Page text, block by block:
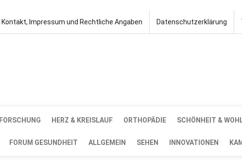
Kontakt, Impressum und Rechtliche Angaben Datenschutzerklärung
FORSCHUNG HERZ & KREISLAUF ORTHOPÄDIE SCHÖNHEIT &
FORUM GESUNDHEIT ALLGEMEIN SEHEN INNOVATIONEN